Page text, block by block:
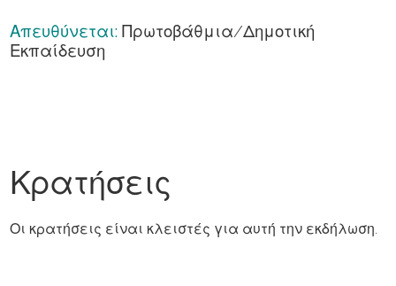
Απευθύνεται:Πρωτοβάθμια/Δημοτική
Εκπαίδευση
Κρατήσεις
Οι κρατήσεις είναι κλειστές για αυτή την εκδήλωση.